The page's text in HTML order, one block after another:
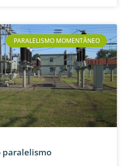
PARALELISMO MOMENTÂNEO
paralelismo